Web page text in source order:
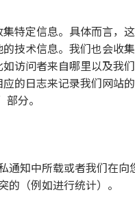
特定信息。具体而言
技术信息。我们也会
访问者来自哪里以及
的日志来记录我们网
分。
知中所载或者我们在
（例如进行统计）。